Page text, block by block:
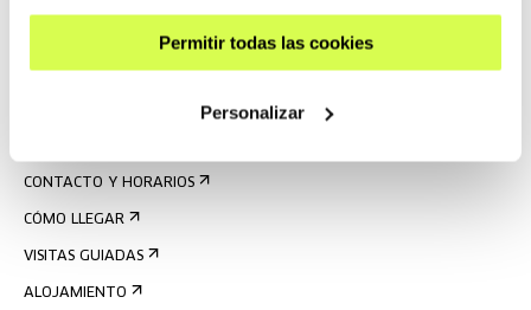
Permitir todas las cookies
Personalizar
REGÍSTRATE AL BOLETÍN
CONTACTO Y HORARIOS
CÓMO LLEGAR
VISITAS GUIADAS
ALOJAMIENTO